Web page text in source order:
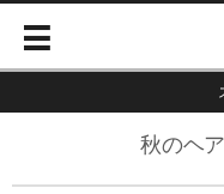
秋のヘ